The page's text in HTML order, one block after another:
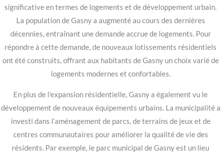
significative en termes de logements et de développement urbain.
La population de Gasny a augmenté au cours des dernières
décennies, entraînant une demande accrue de logements. Pour
répondre à cette demande, de nouveaux lotissements résidentiels
ont été construits, offrant aux habitants de Gasny un choix varié de
logements modernes et confortables.
En plus de l’expansion résidentielle, Gasny a également vu le
développement de nouveaux équipements urbains. La municipalité a
investi dans l’aménagement de parcs, de terrains de jeux et de
centres communautaires pour améliorer la qualité de vie des
résidents. Par exemple, le parc municipal de Gasny est un lieu